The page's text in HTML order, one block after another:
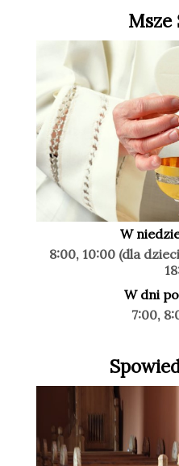
Msze
W
8:00, 10:00 (dla
W dni
7:00,